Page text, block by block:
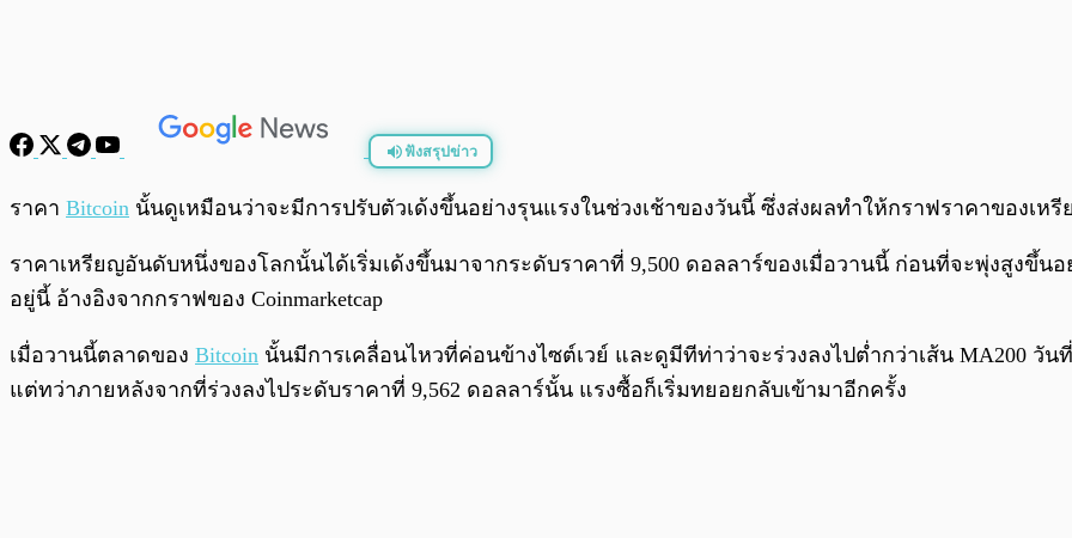
ฟังสรุปข่าว
พร้อมเล่น
ราคา Bitcoin นั้นดูเหมือนว่าจะมีการปรับตัวเด้งขึ้นอย่างรุนแรงในช่วงเช้าของวันนี้ ซึ่งส่งผลทำให้กราฟราคาของเห
ราคาเหรียญอันดับหนึ่งของโลกนั้นได้เริ่มเด้งขึ้นมาจากระดับราคาที่ 9,500 ดอลลาร์ของเมื่อวานนี้ ก่อนที่จะพุ่งสูงขึ้น
อยู่นี้ อ้างอิงจากกราฟของ Coinmarketcap
เมื่อวานนี้ตลาดของ Bitcoin นั้นมีการเคลื่อนไหวที่ค่อนข้างไซต์เวย์ และดูมีทีท่าว่าจะร่วงลงไปต่ำกว่าเส้น MA200 วั
แต่ทว่าภายหลังจากที่ร่วงลงไประดับราคาที่ 9,562 ดอลลาร์นั้น แรงซื้อก็เริ่มทยอยกลับเข้ามาอีกครั้ง